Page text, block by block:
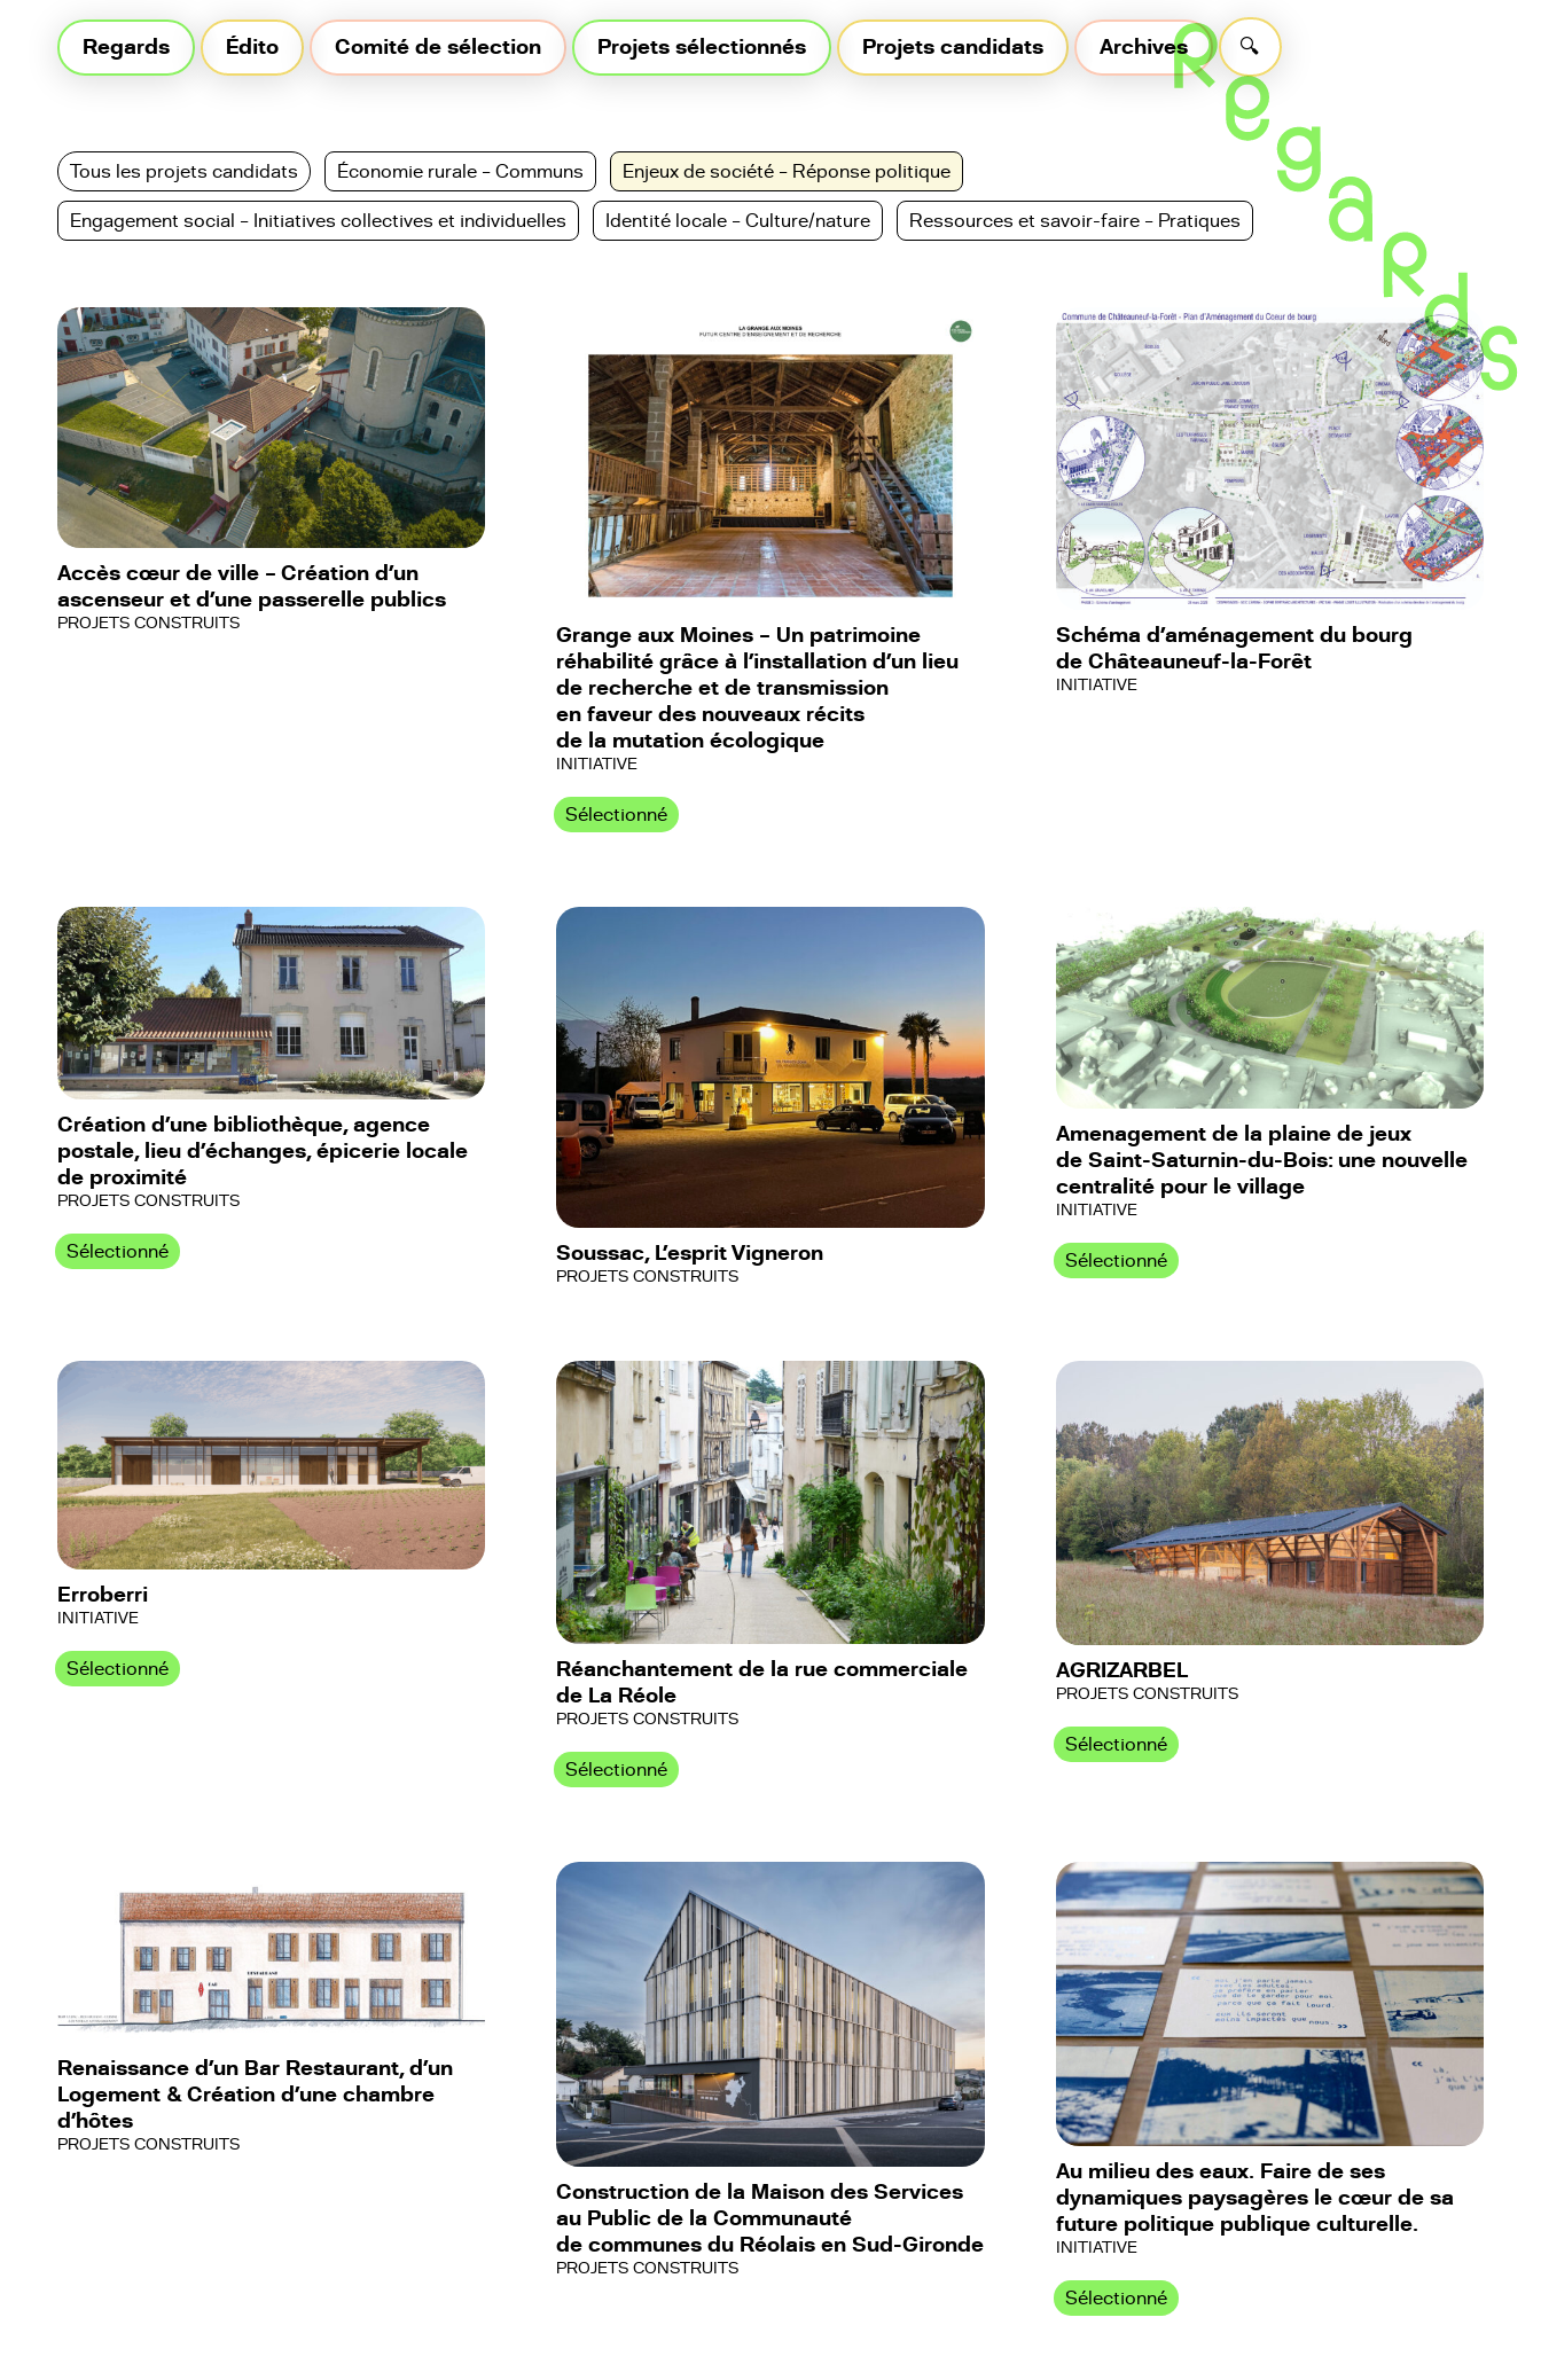
Regards,
ruralités
Regards Édito Comité de sélection Projets sélectionnés Projets candidats Archives 🔍
Enjeux
de
société
–
politique
Tous les projets candidats Économie rurale – Communs
Enjeux de société – Réponse politique
Engagement social – Initiatives collectives et individuelles
Identité locale – Culture/nature Ressources et savoir-faire – Pratiques
Accès cœur de ville – Création d’un
ascenseur et d’une passerelle publics
PROJETS CONSTRUITS
Grange aux Moines – Un patrimoine
réhabilité grâce à l’installation d’un lieu
de recherche et de transmission
en faveur des nouveaux récits
de la mutation écologique
INITIATIVE
Sélectionné
Schéma d’aménagement du bourg
de Châteauneuf-la-Forêt
INITIATIVE
Création d’une bibliothèque, agence
postale, lieu d’échanges, épicerie locale
de proximité
PROJETS CONSTRUITS
Sélectionné Soussac, L’esprit Vigneron
PROJETS CONSTRUITS
Amenagement de la plaine de jeux
de Saint-Saturnin-du-Bois: une nouvelle
centralité pour le village
INITIATIVE
Sélectionné
Erroberri
INITIATIVE
Sélectionné
Réanchantement de la rue commerciale
de La Réole
PROJETS CONSTRUITS
Sélectionné
AGRIZARBEL
PROJETS CONSTRUITS
Sélectionné
Renaissance d’un Bar Restaurant, d’un
Logement & Création d’une chambre
d’hôtes
PROJETS CONSTRUITS
Construction de la Maison des Services
au Public de la Communauté
de communes du Réolais en Sud-Gironde
PROJETS CONSTRUITS
Au milieu des eaux. Faire de ses
dynamiques paysagères le cœur de sa
future politique publique culturelle.
INITIATIVE
Sélectionné